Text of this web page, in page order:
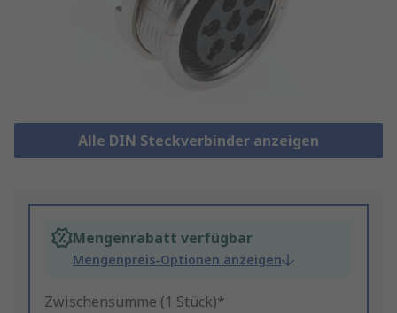
Alle DIN Steckverbinder anzeigen
Mengenrabatt verfügbar
Mengenpreis-Optionen anzeigen
Zwischensumme (1 Stück)*